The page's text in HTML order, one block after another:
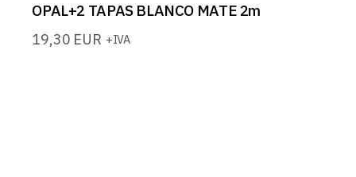
OPAL+2 TAPAS BLANCO MATE 2m
19,30 EUR +IVA